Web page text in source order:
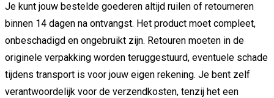
Je kunt jouw bestelde goederen altijd ruilen of retourneren
binnen 14 dagen na ontvangst. Het product moet compleet,
onbeschadigd en ongebruikt zijn. Retouren moeten in de
originele verpakking worden teruggestuurd, eventuele schade
tijdens transport is voor jouw eigen rekening. Je bent zelf
verantwoordelijk voor de verzendkosten, tenzij het een